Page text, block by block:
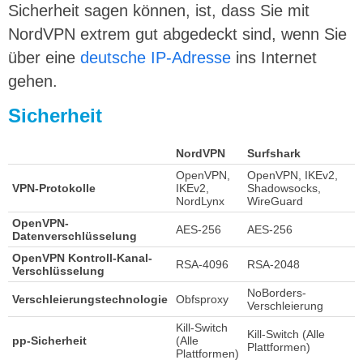
Sicherheit sagen können, ist, dass Sie mit
NordVPN extrem gut abgedeckt sind, wenn Sie
über eine deutsche IP-Adresse ins Internet
gehen.
Sicherheit
NordVPN Surfshark
VPN-Protokolle
OpenVPN,
IKEv2,
NordLynx
OpenVPN, IKEv2,
Shadowsocks,
WireGuard
OpenVPN-
Datenverschlüsselung
AES-256 AES-256
OpenVPN Kontroll-Kanal-
Verschlüsselung
RSA-4096 RSA-2048
Verschleierungstechnologie Obfsproxy
NoBorders-
Verschleierung
pp-Sicherheit
Kill-Switch
(Alle
Plattformen)
Kill-Switch (Alle
Plattformen)